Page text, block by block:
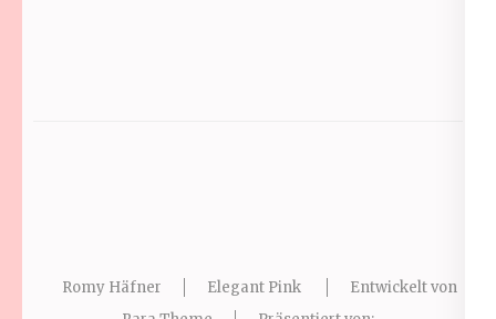
Romy Häfner Elegant Pink
Entwickelt von